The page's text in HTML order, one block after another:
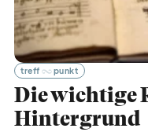
treff punkt
Die wichtige
Hintergrund